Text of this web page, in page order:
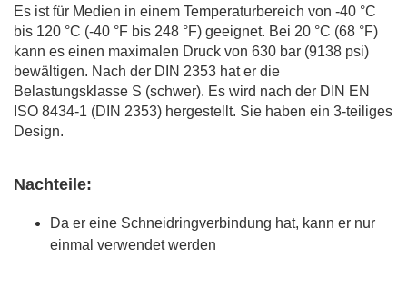
Es ist für Medien in einem Temperaturbereich von -40 °C
bis 120 °C (-40 °F bis 248 °F) geeignet. Bei 20 °C (68 °F)
kann es einen maximalen Druck von 630 bar (9138 psi)
bewältigen. Nach der DIN 2353 hat er die
Belastungsklasse S (schwer). Es wird nach der DIN EN
ISO 8434-1 (DIN 2353) hergestellt. Sie haben ein 3-teiliges
Design.
Nachteile:
Da er eine Schneidringverbindung hat, kann er nur
einmal verwendet werden